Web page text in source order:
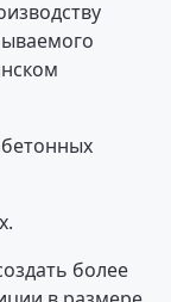
более